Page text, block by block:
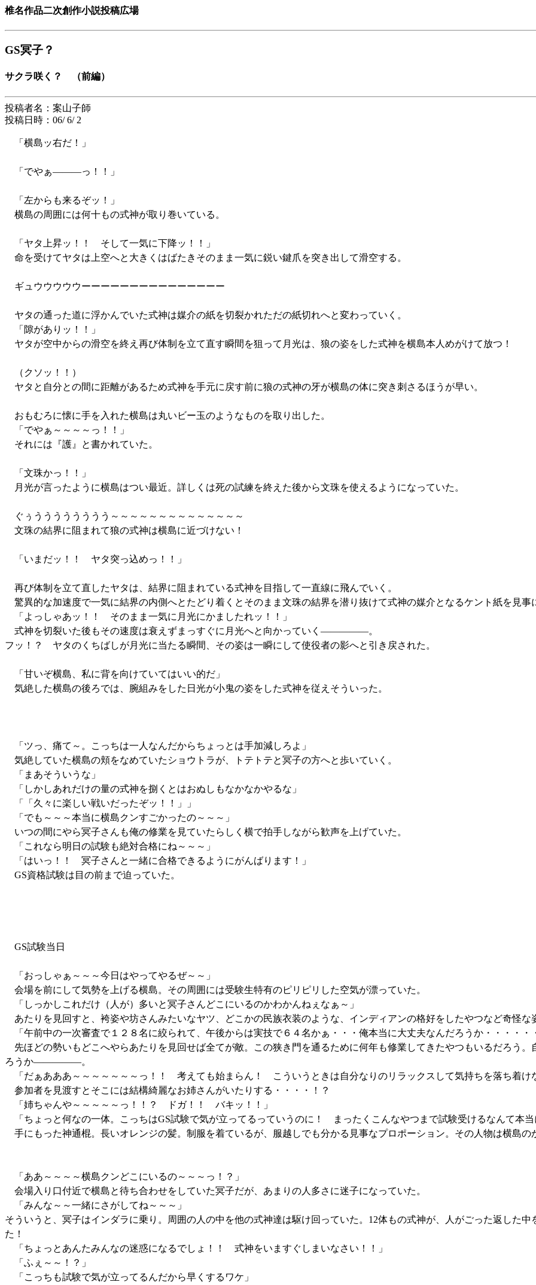
椎名作品二次創作小説投稿広場
GS冥子？
サクラ咲く？ （前編）
投稿者名：案山子師
投稿日時：06/ 6/ 2
「横島ッ右だ！」
「でやぁ―――っ！！」
「左からも来るぞッ！」
横島の周囲には何十もの式神が取り巻いている。
「ヤタ上昇ッ！！ そして一気に下降ッ！！」
命を受けてヤタは上空へと大きくはばたきそのまま一気に鋭い鍵爪を突き出して滑空する。
ギュウウウウウーーーーーーーーーーーーーーー
ヤタの通った道に浮かんでいた式神は媒介の紙を切裂かれただの紙切れへと変わっていく。
「隙がありッ！！」
ヤタが空中からの滑空を終え再び体制を立て直す瞬間を狙って月光は、狼の姿をした式神を横島本人めがけて放つ！
（クソッ！！）
ヤタと自分との間に距離があるため式神を手元に戻す前に狼の式神の牙が横島の体に突き刺さるほうが早い。
おもむろに懐に手を入れた横島は丸いビー玉のようなものを取り出した。
「でやぁ～～～～っ！！」
それには『護』と書かれていた。
「文珠かっ！！」
月光が言ったように横島はつい最近。詳しくは死の試練を終えた後から文珠を使えるようになっていた。
ぐぅうううううううう～～～～～～～～～～～～～～
文珠の結界に阻まれて狼の式神は横島に近づけない！
「いまだッ！！ ヤタ突っ込めっ！！」
再び体制を立て直したヤタは、結界に阻まれている式神を目指して一直線に飛んでいく。
驚異的な加速度で一気に結界の内側へとたどり着くとそのまま文珠の結界を潜り抜けて式神の媒介となるケント紙を見事
「よっしゃあッ！！ そのまま一気に月光にかましたれッ！！」
式神を切裂いた後もその速度は衰えずまっすぐに月光へと向かっていく―――――。
フッ！？ ヤタのくちばしが月光に当たる瞬間、その姿は一瞬にして使役者の影へと引き戻された。
「甘いぞ横島、私に背を向けていてはいい的だ」
気絶した横島の後ろでは、腕組みをした日光が小鬼の姿をした式神を従えそういった。
「ツっ、痛て～。こっちは一人なんだからちょっとは手加減しろよ」
気絶していた横島の頬をなめていたショウトラが、トテトテと冥子の方へと歩いていく。
「まあそういうな」
「しかしあれだけの量の式神を捌くとはおぬしもなかなかやるな」
「「久々に楽しい戦いだったぞッ！！」」
「でも～～～本当に横島クンすごかったの～～～」
いつの間にやら冥子さんも俺の修業を見ていたらしく横で拍手しながら歓声を上げていた。
「これなら明日の試験も絶対合格にね～～～」
「はいっ！！ 冥子さんと一緒に合格できるようにがんばります！」
GS資格試験は目の前まで迫っていた。
GS試験当日
「おっしゃぁ～～～今日はやってやるぜ～～」
会場を前にして気勢を上げる横島。その周囲には受験生特有のピリピリした空気が漂っていた。
「しっかしこれだけ（人が）多いと冥子さんどこにいるのかわかんねぇなぁ～」
あたりを見回すと、袴姿や坊さんみたいなヤツ、どこかの民族衣装のような、インディアンの格好をしたやつなど奇怪な
「午前中の一次審査で１２８名に絞られて、午後からは実技で６４名かぁ・・・俺本当に大丈夫なんだろうか・・・・・
先ほどの勢いもどこへやらあたりを見回せば全てが敵。この狭き門を通るために何年も修業してきたやつもいるだろう
ろうか―――――。
「だぁあああ～～～～～～～っ！！ 考えても始まらん！ こういうときは自分なりのリラックスして気持ちを落ち着け
参加者を見渡すとそこには結構綺麗なお姉さんがいたりする・・・・！？
「姉ちゃんや～～～～～っ！！？ ドガ！！ バキッ！！」
「ちょっと何なの一体。こっちはGS試験で気が立ってるっていうのに！ まったくこんなやつまで試験受けるなんて本当
手にもった神通棍。長いオレンジの髪。制服を着ているが、服越しでも分かる見事なプロポーション。その人物は横島の
「ああ～～～～横島クンどこにいるの～～～っ！？」
会場入り口付近で横島と待ち合わせをしていた冥子だが、あまりの人多さに迷子になっていた。
「みんな～～一緒にさがしてね～～～」
そういうと、冥子はインダラに乗り。周囲の人の中を他の式神達は駆け回っていた。12体もの式神が、人がごった返した
た！
「ちょっとあんたみんなの迷惑になるでしょ！！ 式神をいますぐしまいなさい！！」
「ふぇ～～！？」
「こっちも試験で気が立ってるんだから早くするワケ」